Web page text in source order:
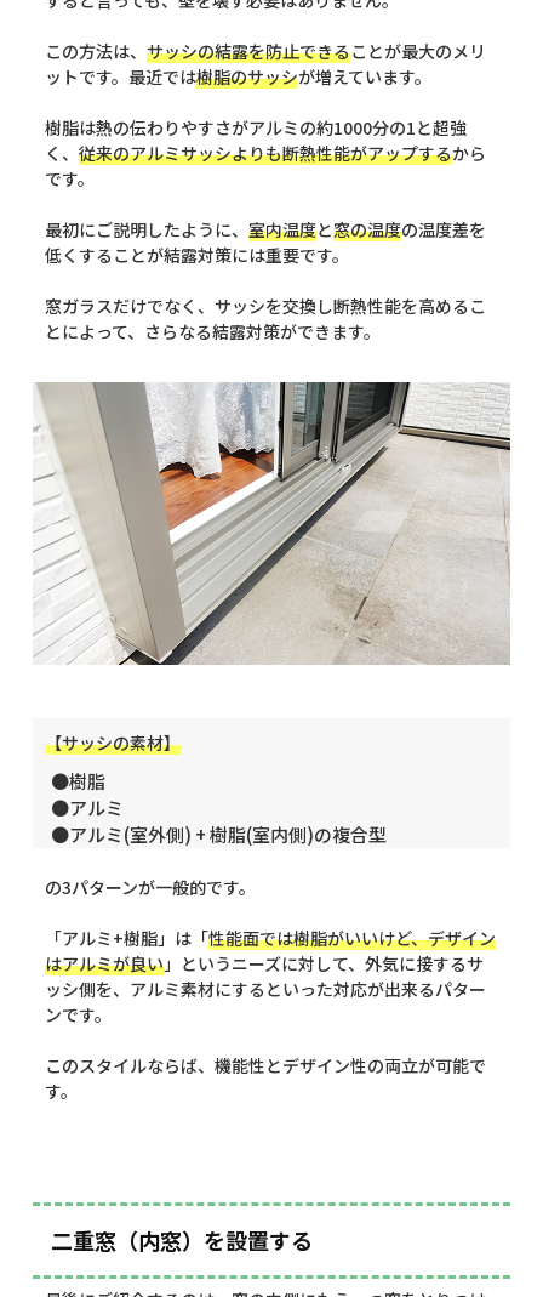
この方法は、 サッシの結露を防止できることが最大のメリ
ットです。最近では樹脂のサッシが増えています。
樹脂は熱の伝わりやすさがアルミの約1000分の1と超強
く、 従来のアルミサッシよりも断熱性能がアップするから
です。
最初にご説明したように、 室内温度と窓の温度の温度差を
低くすることが結露対策には重要です。
窓ガラスだけでなく、サッシを交換し断熱性能を高めるこ
とによって、さらなる結露対策ができます。
【サッシの素材】
●樹脂
●アルミ
●アルミ(室外側) + 樹脂(室内側)の複合型
の3パターンが一般的です。
「アルミ+樹脂」は「性能面では樹脂がいいけど、デザイン
はアルミが良い」というニーズに対して、外気に接するサ
ッシ側を、アルミ素材にするといった対応が出来るパター
ンです。
このスタイルならば、機能性とデザイン性の両立が可能で
す。
二重窓（内窓）を設置する